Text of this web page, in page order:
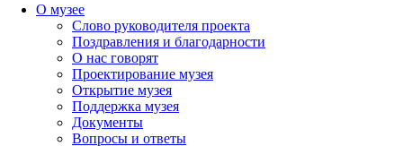
О музее
Слово руководителя проекта
Поздравления и благодарности
О нас говорят
Проектирование музея
Открытие музея
Поддержка музея
Документы
Вопросы и ответы